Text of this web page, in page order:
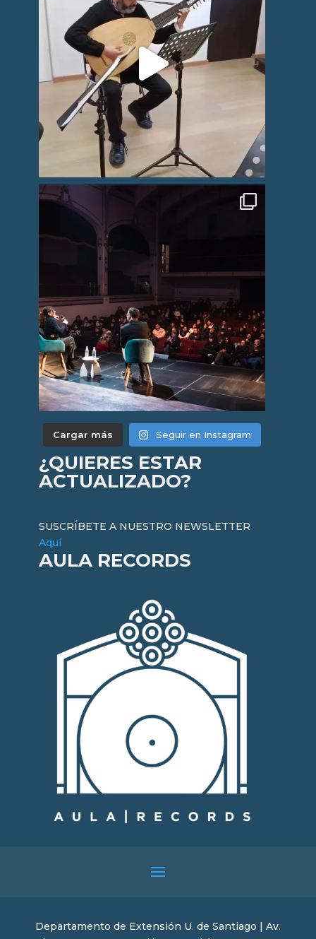
Cargar más Seguir en Instagram
¿QUIERES ESTAR
ACTUALIZADO?
SUSCRÍBETE A NUESTRO NEWSLETTER
Aquí
AULA RECORDS
Departamento de Extensión U. de Santiago | Av.